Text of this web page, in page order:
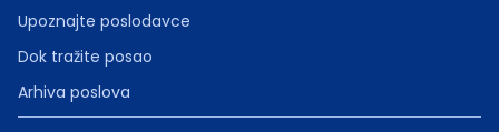
Upoznajte poslodavce
Dok tražite posao
Arhiva poslova